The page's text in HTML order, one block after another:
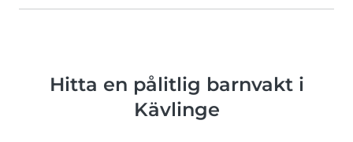
Hitta en pålitlig barnvakt i
Kävlinge